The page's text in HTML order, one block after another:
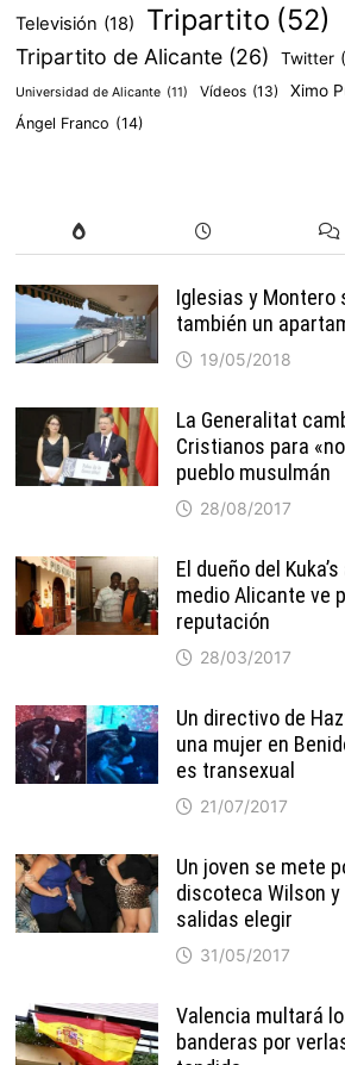
Televisión (18) Tripartito (52)
Tripartito de Alicante (26) Twitter
Universidad de Alicante (11) Vídeos (13) Ximo
Ángel Franco (14)
Iglesias y Montero
también un
19/05/2018
La Generalitat
Cristianos para
pueblo musulmán
28/08/2017
El dueño del
medio Alicante ve
reputación
28/03/2017
Un directivo de
una mujer en
es transexual
21/07/2017
Un joven se mete
discoteca Wilson
salidas elegir
31/05/2017
Valencia multará
banderas por